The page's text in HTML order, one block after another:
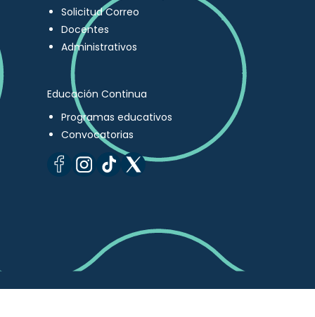
Solicitud Correo
Docentes
Administrativos
Educación Continua
Programas educativos
Convocatorias